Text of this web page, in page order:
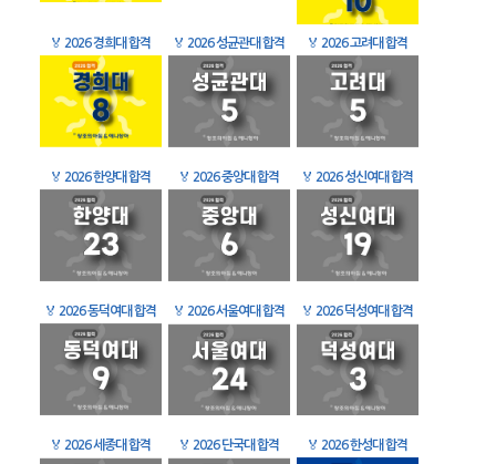
🏅 2026 경희대 합격 🏅 2026 성균관대 합격 🏅 2026 고려대 합격
🏅 2026 한양대 합격 🏅 2026 중앙대 합격 🏅 2026 성신여대 합격
🏅 2026 동덕여대 합격 🏅 2026 서울여대 합격 🏅 2026 덕성여대 합격
🏅 2026 세종대 합격 🏅 2026 단국대 합격 🏅 2026 한성대 합격